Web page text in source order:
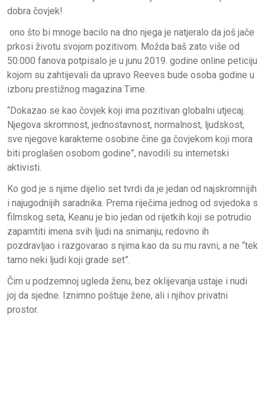
dobra čovjek!
ono što bi mnoge bacilo na dno njega je natjeralo da još jače
prkosi životu svojom pozitivom. Možda baš zato više od
50.000 fanova potpisalo je u junu 2019. godine online peticiju
kojom su zahtijevali da upravo Reeves bude osoba godine u
izboru prestižnog magazina Time.
“Dokazao se kao čovjek koji ima pozitivan globalni utjecaj.
Njegova skromnost, jednostavnost, normalnost, ljudskost,
sve njegove karakterne osobine čine ga čovjekom koji mora
biti proglašen osobom godine”, navodili su internetski
aktivisti.
Ko god je s njime dijelio set tvrdi da je jedan od najskromnijih
i najugodnijih saradnika. Prema riječima jednog od svjedoka s
filmskog seta, Keanu je bio jedan od rijetkih koji se potrudio
zapamtiti imena svih ljudi na snimanju, redovno ih
pozdravljao i razgovarao s njima kao da su mu ravni, a ne “tek
tamo neki ljudi koji grade set”.
Čim u podzemnoj ugleda ženu, bez oklijevanja ustaje i nudi
joj da sjedne. Iznimno poštuje žene, ali i njihov privatni
prostor.